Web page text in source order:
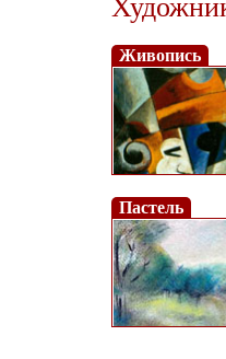
Живопись
Пастель